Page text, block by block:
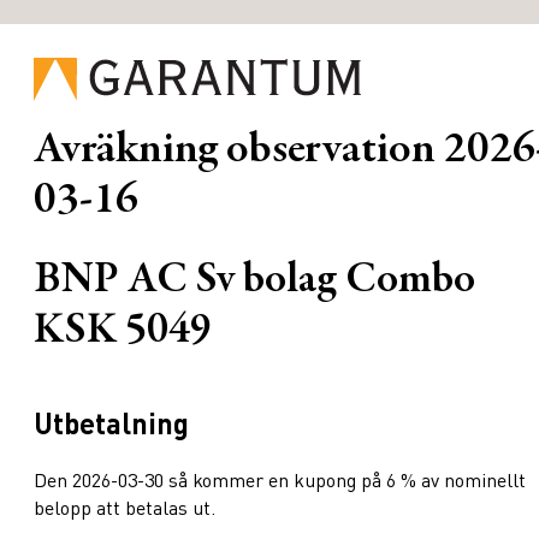
Avräkning observation
03-16
BNP AC Sv bolag Combo
KSK 5049
Utbetalning
Den 2026-03-30 så kommer en kupong på 6 % av nominellt
belopp att betalas ut.